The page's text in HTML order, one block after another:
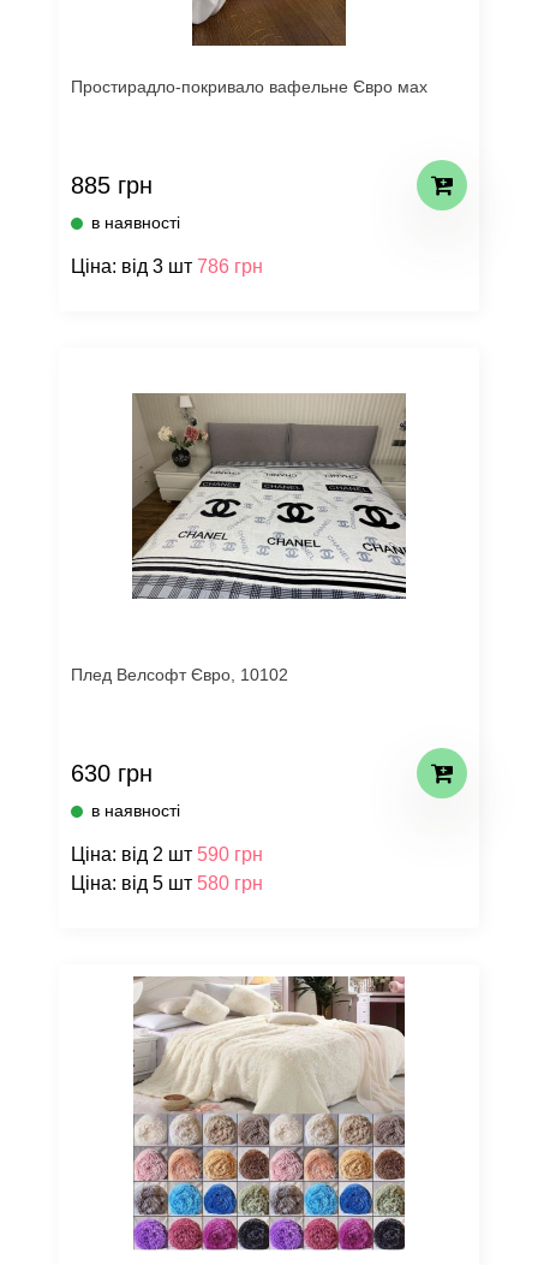
Простирадло-покривало вафельне Євро мах
885 грн
в наявності
Ціна: від 3 шт 786 грн
Плед Велсофт Євро, 10102
630 грн
в наявності
Ціна: від 2 шт 590 грн
Ціна: від 5 шт 580 грн